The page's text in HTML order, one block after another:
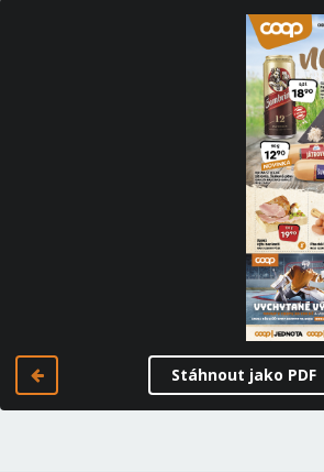
Stáhnout jako PDF